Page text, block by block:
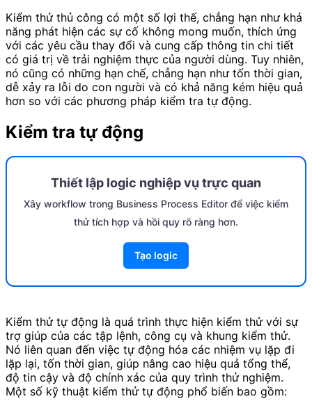
Kiểm thử thủ công có một số lợi thế, chẳng hạn như khả
năng phát hiện các sự cố không mong muốn, thích ứng
với các yêu cầu thay đổi và cung cấp thông tin chi tiết
có giá trị về trải nghiệm thực của người dùng. Tuy nhiên,
nó cũng có những hạn chế, chẳng hạn như tốn thời gian,
dễ xảy ra lỗi do con người và có khả năng kém hiệu quả
hơn so với các phương pháp kiểm tra tự động.
Kiểm tra tự động
Thiết lập logic nghiệp vụ trực quan
Xây workflow trong Business Process Editor để việc kiểm
thử tích hợp và hồi quy rõ ràng hơn.
Tạo logic
Kiểm thử tự động là quá trình thực hiện kiểm thử với sự
trợ giúp của các tập lệnh, công cụ và khung kiểm thử.
Nó liên quan đến việc tự động hóa các nhiệm vụ lặp đi
lặp lại, tốn thời gian, giúp nâng cao hiệu quả tổng thể,
độ tin cậy và độ chính xác của quy trình thử nghiệm.
Một số kỹ thuật kiểm thử tự động phổ biến bao gồm: